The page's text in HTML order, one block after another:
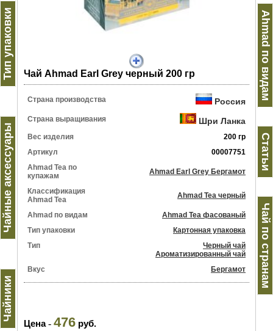
Тип упаковки
Чайные аксессуары
Чайники
Чай Ahmad Earl Grey черный 200 гр
Страна производства Россия
Страна выращивания Шри Ланка
Вес изделия
200 гр
Артикул
00007751
Ahmad Tea по
купажам
Ahmad Earl Grey Бергамот
Классификация
Ahmad Tea
Ahmad Tea черный
Ahmad по видам
Ahmad Tea фасованый
Тип упаковки
Картонная упаковка
Тип
Черный чай
Ароматизированный чай
Вкус
Бергамот
Цена- 476 руб.
Ahmad по видам
Статьи
Чай по странам